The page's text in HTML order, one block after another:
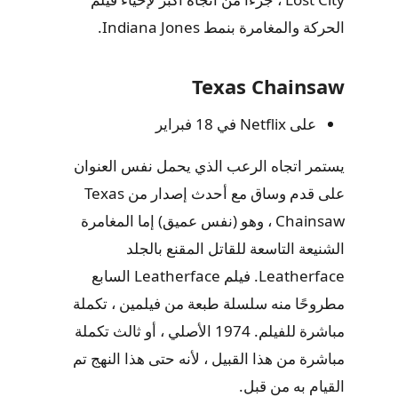
الحركة والمغامرة بنمط Indiana Jones.
Texas Chainsaw
على Netflix في 18 فبراير
يستمر اتجاه الرعب الذي يحمل نفس العنوان
على قدم وساق مع أحدث إصدار من Texas
Chainsaw ، وهو (نفس عميق) إما المغامرة
الشنيعة التاسعة للقاتل المقنع بالجلد
Leatherface. فيلم Leatherface السابع
مطروحًا منه سلسلة طبعة من فيلمين ، تكملة
مباشرة للفيلم. 1974 الأصلي ، أو ثالث تكملة
مباشرة من هذا القبيل ، لأنه حتى هذا النهج تم
القيام به من قبل.